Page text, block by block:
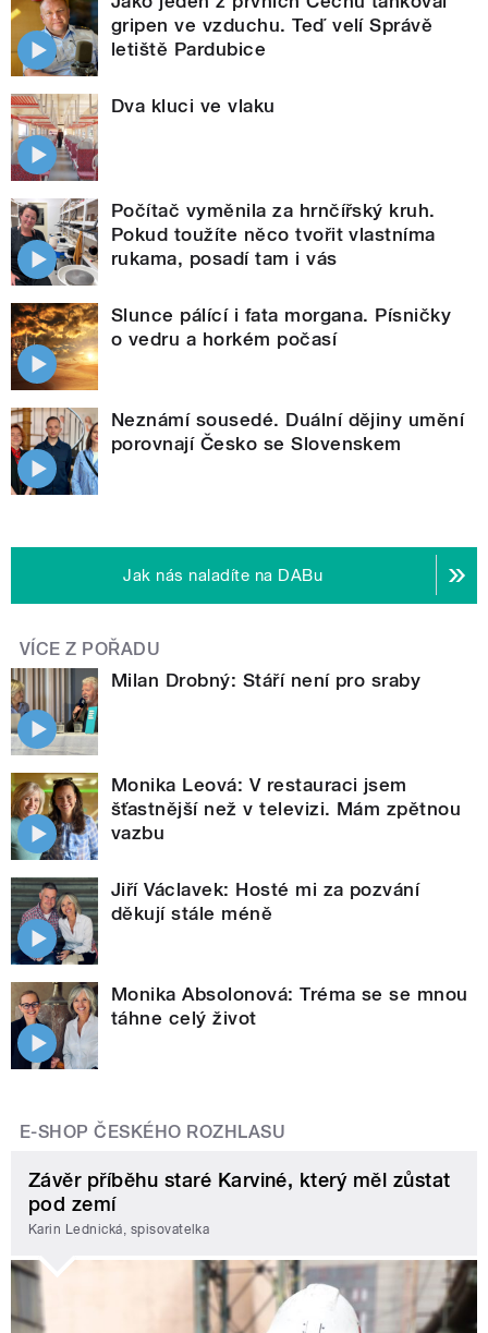
gripen ve vzduchu. Teď velí Správě
letiště Pardubice
Dva kluci ve vlaku
Počítač vyměnila za hrnčířský kruh.
Pokud toužíte něco tvořit vlastníma
rukama, posadí tam i vás
Slunce pálící i fata morgana. Písničky
o vedru a horkém počasí
Neznámí sousedé. Duální dějiny umění
porovnají Česko se Slovenskem
Jak nás naladíte na DABu
VÍCE Z POŘADU
Milan Drobný: Stáří není pro sraby
Monika Leová: V restauraci jsem
šťastnější než v televizi. Mám zpětnou
vazbu
Jiří Václavek: Hosté mi za pozvání
děkují stále méně
Monika Absolonová: Tréma se se mnou
táhne celý život
E-SHOP ČESKÉHO ROZHLASU
Závěr příběhu staré Karviné, který měl zůstat
pod zemí
Karin Lednická, spisovatelka